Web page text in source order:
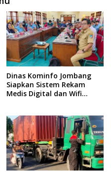
Dinas Kominfo Jombang
Siapkan Sistem Rekam
Medis Digital dan Wifi